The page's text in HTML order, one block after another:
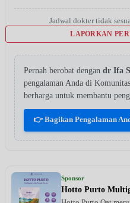
Jadwal dokter tidak
LAPORKAN
Pernah berobat dengan dr Ifa
pengalaman Anda di
berharga untuk membantu
👉 Bagikan Pengalaman
Sponsor
Hotto Purto